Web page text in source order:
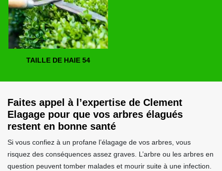
TAILLE DE HAIE 54
Faites appel à l’expertise de Clement
Elagage pour que vos arbres élagués
restent en bonne santé
Si vous confiez à un profane l’élagage de vos arbres, vous
risquez des conséquences assez graves. L’arbre ou les arbres en
question peuvent tomber malades et mourir suite à une infection.